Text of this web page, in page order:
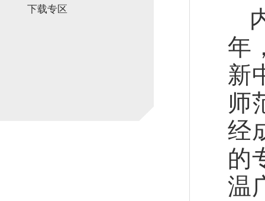
下载专区
年
新
师
经
的
温